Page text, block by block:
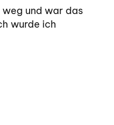
und war das
wurde ich